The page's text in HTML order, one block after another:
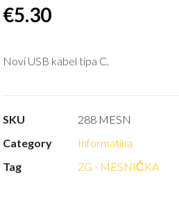
€5.30
Novi USB kabel tipa C.
SKU
288 MESN
Category
Informatika
Tag
ZG - MESNIČKA